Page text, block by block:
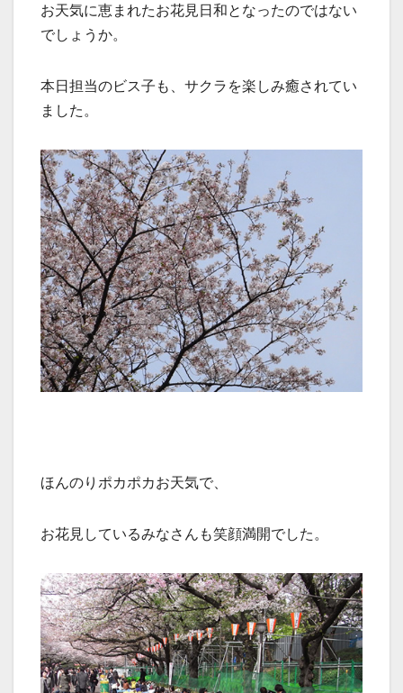
お天気に恵まれたお花見日和となったのではない
でしょうか。
本日担当のビス子も、サクラを楽しみ癒されてい
ました。
ほんのりポカポカお天気で、
お花見しているみなさんも笑顔満開でした。